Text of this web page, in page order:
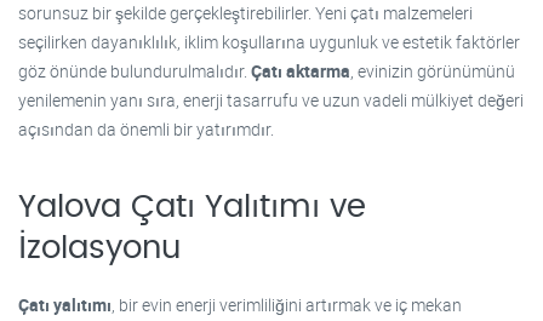
sorunsuz bir şekilde gerçekleştirebilirler. Yeni çatı malzemeleri
seçilirken dayanıklılık, iklim koşullarına uygunluk ve estetik faktörler
göz önünde bulundurulmalıdır. Çatı aktarma, evinizin görünümünü
yenilemenin yanı sıra, enerji tasarrufu ve uzun vadeli mülkiyet değeri
açısından da önemli bir yatırımdır.
Yalova Çatı Yalıtımı ve
İzolasyonu
Çatı yalıtımı, bir evin enerji verimliliğini artırmak ve iç mekan